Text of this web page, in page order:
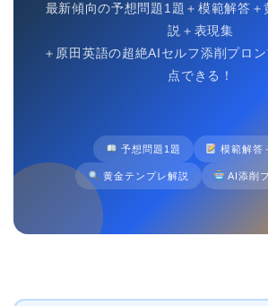
最新傾向の予想問題1題＋模範解答＋
説＋表現集
＋原田英語の超絶AIセルフ添削プロ
点できる！
予想問題1題 模範解答
黄金テンプレ解説 AI添削